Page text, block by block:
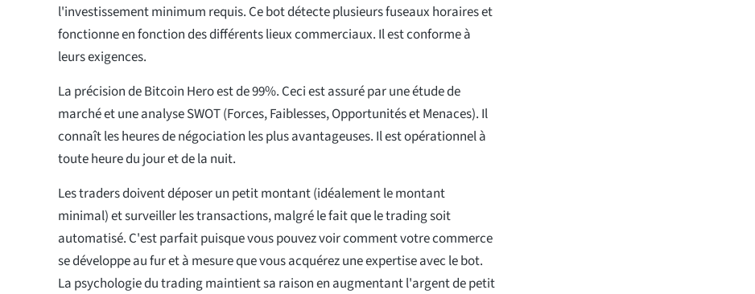
l'investissement minimum requis. Ce bot détecte plusieurs fuseaux horaires et
fonctionne en fonction des différents lieux commerciaux. Il est conforme à
leurs exigences.
La précision de Bitcoin Hero est de 99%. Ceci est assuré par une étude de
marché et une analyse SWOT (Forces, Faiblesses, Opportunités et Menaces). Il
connaît les heures de négociation les plus avantageuses. Il est opérationnel à
toute heure du jour et de la nuit.
Les traders doivent déposer un petit montant (idéalement le montant
minimal) et surveiller les transactions, malgré le fait que le trading soit
automatisé. C'est parfait puisque vous pouvez voir comment votre commerce
se développe au fur et à mesure que vous acquérez une expertise avec le bot.
La psychologie du trading maintient sa raison en augmentant l'argent de petit